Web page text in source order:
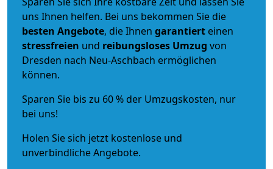
uns Ihnen helfen. Bei uns bekommen Sie die
besten Angebote, die Ihnen garantiert einen
stressfreien und reibungsloses Umzug von
Dresden nach Neu-Aschbach ermöglichen
können.
Sparen Sie bis zu 60 % der Umzugskosten, nur
bei uns!
Holen Sie sich jetzt kostenlose und
unverbindliche Angebote.